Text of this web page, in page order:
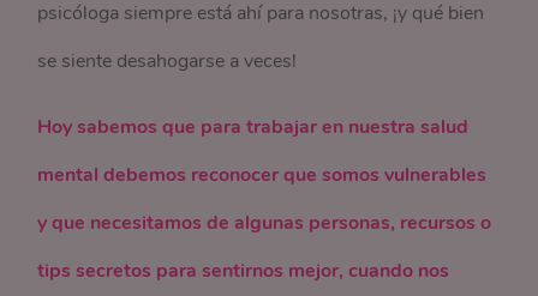
psicóloga siempre está ahí para nosotras, ¡y qué bien
se siente desahogarse a veces!
Hoy sabemos que para trabajar en nuestra salud
mental debemos reconocer que somos vulnerables
y que necesitamos de algunas personas, recursos o
tips secretos para sentirnos mejor, cuando nos